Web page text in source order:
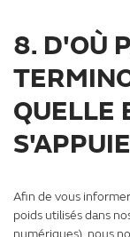
8. D'OÙ
QUELLE
Afin de vous
poids utilisés dans
numériques), nous